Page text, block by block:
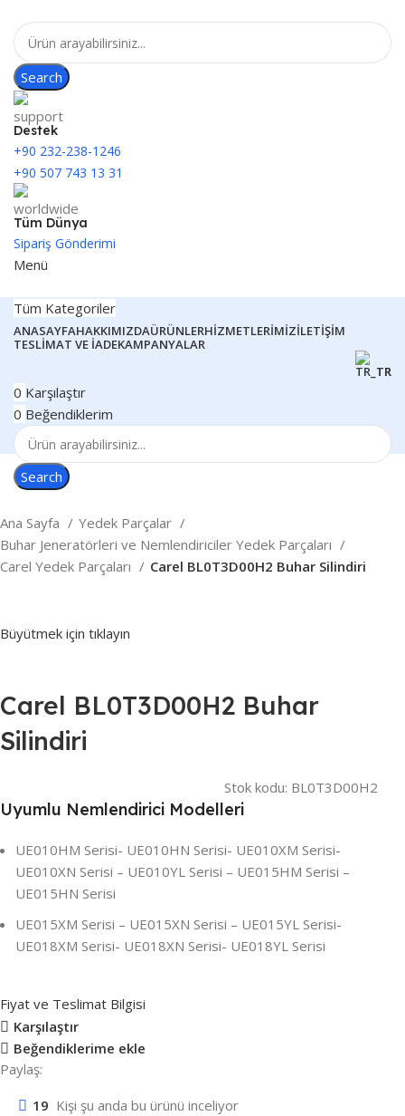
Search
Destek
+90 232-238-1246
+90 507 743 13 31
Tüm Dünya
Sipariş Gönderimi
Menü
Tüm Kategoriler
ANASAYFAHAKKIMIZDAÜRÜNLERHIZMETLERIMIZİLETIŞIM
TESLIMAT VE İADEKAMPANYALAR
TR
0 Karşılaştır
0 Beğendiklerim
Search
Ana Sayfa
Yedek Parçalar
Buhar Jeneratörleri ve Nemlendiriciler Yedek Parçaları
Carel Yedek Parçaları
Carel BL0T3D00H2 Buhar Silindiri
Büyütmek için tıklayın
Carel BL0T3D00H2 Buhar
Silindiri
Stok kodu: BL0T3D00H2
Uyumlu Nemlendirici Modelleri
UE010HM Serisi- UE010HN Serisi- UE010XM Serisi-
UE010XN Serisi – UE010YL Serisi – UE015HM Serisi –
UE015HN Serisi
UE015XM Serisi – UE015XN Serisi – UE015YL Serisi-
UE018XM Serisi- UE018XN Serisi- UE018YL Serisi
Fiyat ve Teslimat Bilgisi
Karşılaştır
Beğendiklerime ekle
Paylaş:
19 Kişi şu anda bu ürünü inceliyor